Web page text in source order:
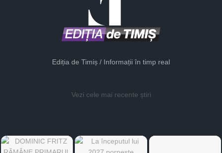
Ediția de Timiș / Informații în timp real
Vezi cele mai recente știri